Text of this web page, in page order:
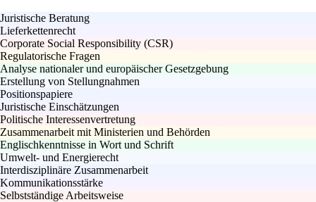
Juristische Beratung
Lieferkettenrecht
Corporate Social Responsibility (CSR)
Regulatorische Fragen
Analyse nationaler und europäischer Gesetzgebung
Erstellung von Stellungnahmen
Positionspapiere
Juristische Einschätzungen
Politische Interessenvertretung
Zusammenarbeit mit Ministerien und Behörden
Englischkenntnisse in Wort und Schrift
Umwelt- und Energierecht
Interdisziplinäre Zusammenarbeit
Kommunikationsstärke
Selbstständige Arbeitsweise